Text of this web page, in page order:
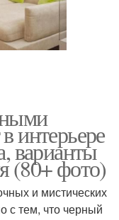
интерьере
варианты
(80+ фото)
и мистических
с тем, что черный